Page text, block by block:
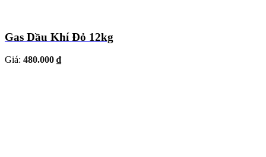
Gas Dầu Khí Đỏ 12kg
Giá: 480.000 ₫